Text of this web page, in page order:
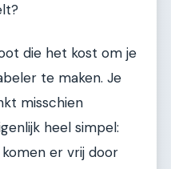
die het kost om je
te maken. Je
misschien
heel simpel:
er vrij door